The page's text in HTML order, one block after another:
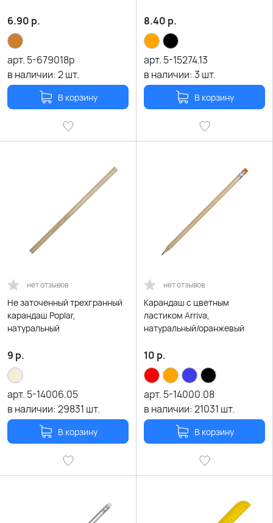
6.90 р.
арт. 5-679018p
в наличии:2шт.
В корзину
8.40 р.
арт. 5-15274.13
в наличии:3 шт.
В корзину
нет отзывов
Не заточенный трехгранный
карандаш Poplar,
натуральный
9 р.
арт. 5-14006.05
в наличии:29831 шт.
В корзину
нет отзывов
Карандаш с цветным
ластиком Arriva,
натуральный/оранжевый
10 р.
арт. 5-14000.08
в наличии:21031 шт.
В корзину